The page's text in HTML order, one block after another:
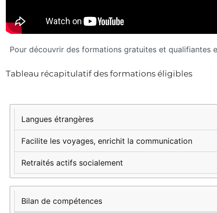
Pour découvrir des formations gratuites et
Tableau récapitulatif des formations éligibles
Type de
formation
Avantages
Cible
Langues étrangères
Facilite les voyages, enrichit la communication
Retraités actifs socialement
Bilan de compétences